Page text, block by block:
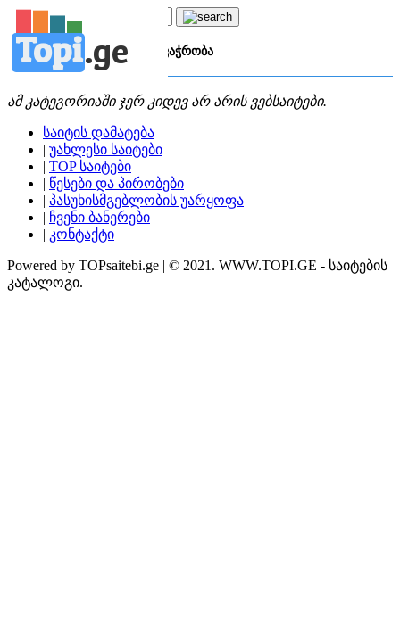
Topi.ge
კატეგორია: საცალო ვაჭრობა
ამ კატეგორიაში ჯერ კიდევ არ არის ვებსაიტები.
საიტის დამატება
| უახლესი საიტები
| TOP საიტები
| წესები და პირობები
| პასუხისმგებლობის უარყოფა
| ჩვენი ბანერები
| კონტაქტი
Powered by TOPsaitebi.ge | © 2021. WWW.TOPI.GE - საიტების
კატალოგი.